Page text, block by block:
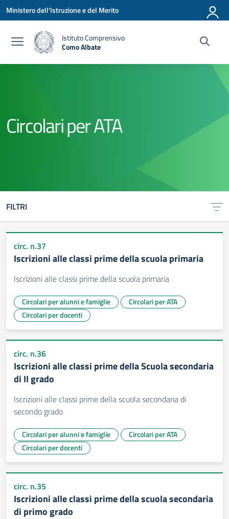
Vai ai contenuti
Vai al menu di navigazione
Vai al footer
Ministero dell'Istruzione e del Merito
Istituto Comprensivo
Como Albate
Circolari per ATA
FILTRI
circ. n.37
Iscrizioni alle classi prime della scuola primaria
Iscrizioni alle classi prime della scuola primaria
Circolari per alunni e famiglie
Circolari per ATA
Circolari per docenti
circ. n.36
Iscrizioni alle classi prime della Scuola secondaria
di II grado
Iscrizioni alle classi prime della scuola secondaria di
secondo grado
Circolari per alunni e famiglie
Circolari per ATA
Circolari per docenti
circ. n.35
Iscrizioni alle classi prime della scuola secondaria
di primo grado